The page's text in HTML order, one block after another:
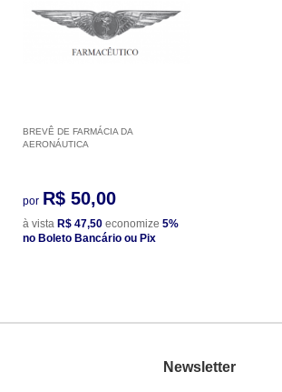
BREVÊ DE FARMÁCIA DA
AERONÁUTICA
por R$ 50,00
à vista R$ 47,50 economize 5%
no Boleto Bancário ou Pix
Newsletter